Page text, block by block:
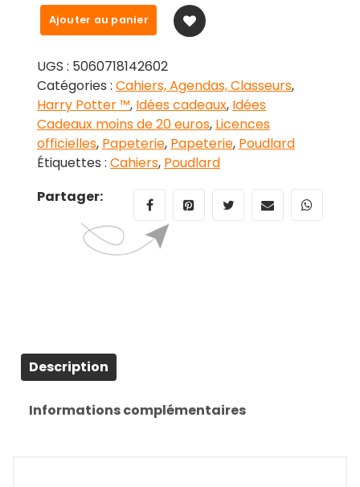
quantité
de
Premium
Poudlard
A5
gris
Harry
Potter
pages
Ajouter au panier
UGS : 5060718142602
Catégories : Cahiers, Agendas, Classeurs,
Harry Potter ™, Idées cadeaux, Idées
Cadeaux moins de 20 euros, Licences
officielles, Papeterie, Papeterie, Poudlard
Étiquettes : Cahiers, Poudlard
Partager:
Description
Informations complémentaires